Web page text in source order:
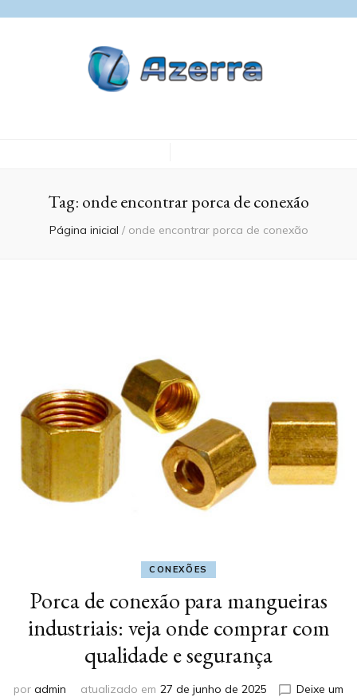
Tag: onde encontrar porca de conexão
Página inicial / onde encontrar porca de conexão
CONEXÕES
Porca de conexão para mangueiras
industriais: veja onde comprar com
qualidade e segurança
por admin atualizado em 27 de junho de 2025
Deixe um